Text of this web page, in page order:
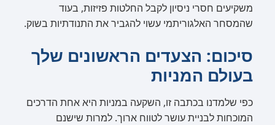
משקיעים חסרי ניסיון לקבל החלטות פזיזות, בעוד
שהמסחר האלגוריתמי עשוי להגביר את התנודתיות בשוק.
סיכום: הצעדים הראשונים שלך
בעולם המניות
כפי שלמדנו בכתבה זו, השקעה במניות היא אחת הדרכים
המוכחות לבניית עושר לטווח ארוך. למרות שישנם